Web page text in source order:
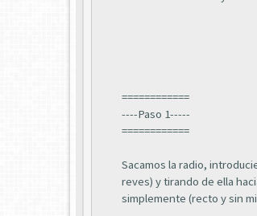
============
----Paso 1-----
============
Sacamos la radio,
reves) y tirando de ella
simplemente (recto y sin